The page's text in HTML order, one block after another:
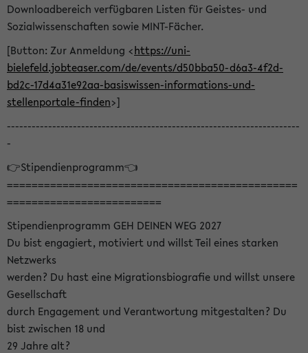
Downloadbereich verfügbaren Listen für Geistes- und
Sozialwissenschaften sowie MINT-Fächer.
[Button: Zur Anmeldung <https://uni-
bielefeld.jobteaser.com/de/events/d50bba50-d6a3-4f2d-
bd2c-17d4a31e92aa-basiswissen-informations-und-
stellenportale-finden>]
-----------------------------------------------------------------------
-
👉Stipendienprogramm👈
===============================================
=========================
Stipendienprogramm GEH DEINEN WEG 2027
Du bist engagiert, motiviert und willst Teil eines starken
Netzwerks
werden? Du hast eine Migrationsbiografie und willst unsere
Gesellschaft
durch Engagement und Verantwortung mitgestalten? Du
bist zwischen 18 und
29 Jahre alt?